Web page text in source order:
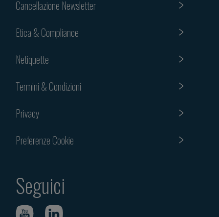
Cancellazione Newsletter
Etica & Compliance
Netiquette
Termini & Condizioni
Privacy
Preferenze Cookie
Seguici